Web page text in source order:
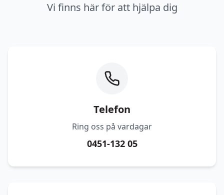
Vi finns här för att hjälpa dig
Telefon
Ring oss på vardagar
0451-132 05